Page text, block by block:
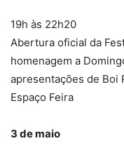
19h às 22h20
Abertura oficial da
homenagem a
apresentações de Boi
Espaço Feira
3 de maio